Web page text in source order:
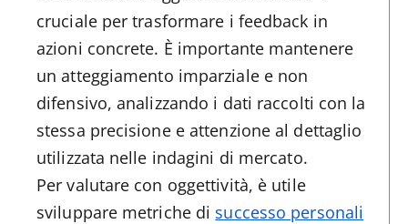
cruciale per trasformare i feedback in
azioni concrete. È importante mantenere
un atteggiamento imparziale e non
difensivo, analizzando i dati raccolti con la
stessa precisione e attenzione al dettaglio
utilizzata nelle indagini di mercato.
Per valutare con oggettività, è utile
sviluppare metriche di successo personali